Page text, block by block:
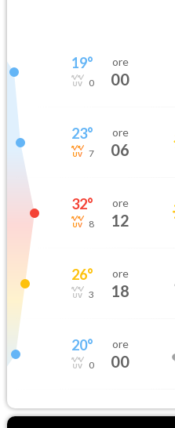
19°
0
ore
00
23°
7
ore
06
32°
8
ore
12
26°
3
ore
18
20°
0
ore
00